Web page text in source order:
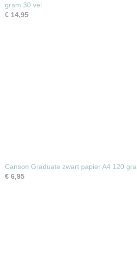
gram 30 vel
€ 14,95
Canson Graduate zwart papier A4 120
€ 6,95